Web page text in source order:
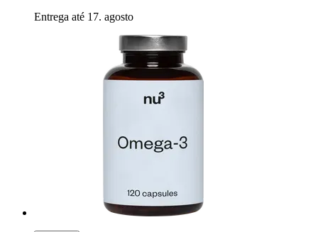
Entrega até 17. agosto